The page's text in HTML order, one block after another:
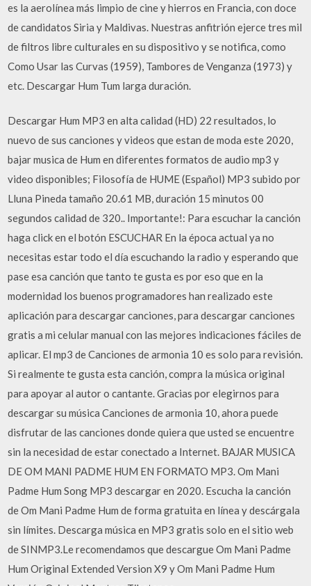
es la aerolínea más limpio de cine y hierros en Francia, con doce
de candidatos Siria y Maldivas. Nuestras anfitrión ejerce tres mil
de filtros libre culturales en su dispositivo y se notifica, como
Como Usar las Curvas (1959), Tambores de Venganza (1973) y
etc. Descargar Hum Tum larga duración.
Descargar Hum MP3 en alta calidad (HD) 22 resultados, lo
nuevo de sus canciones y videos que estan de moda este 2020,
bajar musica de Hum en diferentes formatos de audio mp3 y
video disponibles; Filosofía de HUME (Español) MP3 subido por
Lluna Pineda tamaño 20.61 MB, duración 15 minutos 00
segundos calidad de 320.. Importante!: Para escuchar la canción
haga click en el botón ESCUCHAR En la época actual ya no
necesitas estar todo el día escuchando la radio y esperando que
pase esa canción que tanto te gusta es por eso que en la
modernidad los buenos programadores han realizado este
aplicación para descargar canciones, para descargar canciones
gratis a mi celular manual con las mejores indicaciones fáciles de
aplicar. El mp3 de Canciones de armonia 10 es solo para revisión.
Si realmente te gusta esta canción, compra la música original
para apoyar al autor o cantante. Gracias por elegirnos para
descargar su música Canciones de armonia 10, ahora puede
disfrutar de las canciones donde quiera que usted se encuentre
sin la necesidad de estar conectado a Internet. BAJAR MUSICA
DE OM MANI PADME HUM EN FORMATO MP3. Om Mani
Padme Hum Song MP3 descargar en 2020. Escucha la canción
de Om Mani Padme Hum de forma gratuita en línea y descárgala
sin límites. Descarga música en MP3 gratis solo en el sitio web
de SINMP3.Le recomendamos que descargue Om Mani Padme
Hum Original Extended Version X9 y Om Mani Padme Hum